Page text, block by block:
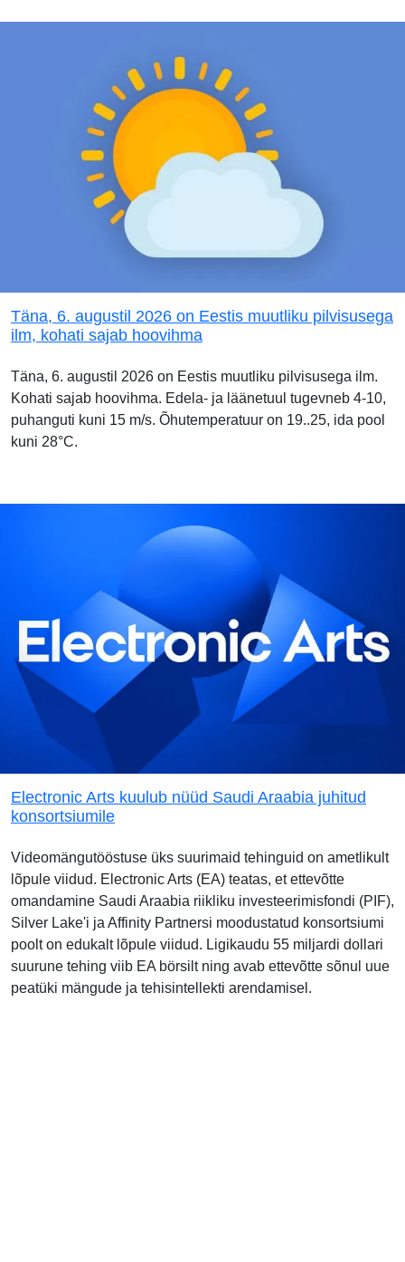
Täna, 6. augustil 2026 on Eestis muutliku pilvisusega
ilm, kohati sajab hoovihma
Täna, 6. augustil 2026 on Eestis muutliku pilvisusega ilm.
Kohati sajab hoovihma. Edela- ja läänetuul tugevneb 4-10,
puhanguti kuni 15 m/s. Õhutemperatuur on 19..25, ida pool
kuni 28°C.
Electronic Arts kuulub nüüd Saudi Araabia juhitud
konsortsiumile
Videomängutööstuse üks suurimaid tehinguid on ametlikult
lõpule viidud. Electronic Arts (EA) teatas, et ettevõtte
omandamine Saudi Araabia riikliku investeerimisfondi (PIF),
Silver Lake'i ja Affinity Partnersi moodustatud konsortsiumi
poolt on edukalt lõpule viidud. Ligikaudu 55 miljardi dollari
suurune tehing viib EA börsilt ning avab ettevõtte sõnul uue
peatüki mängude ja tehisintellekti arendamisel.